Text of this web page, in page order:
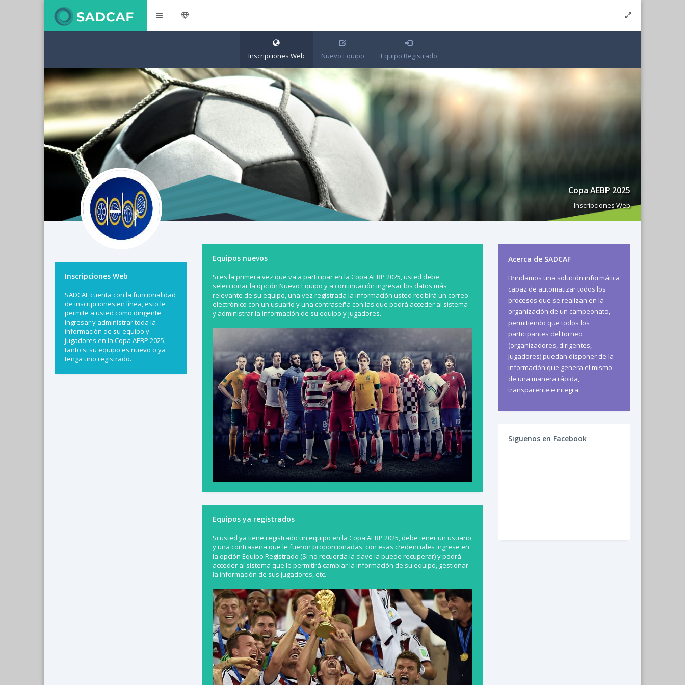
Inscripciones Web Nuevo Equipo Equipo Registrado
Copa AEBP 2025
Inscripciones Web
Inscripciones Web
SADCAF cuenta con la funcionalidad
de inscripciones en línea, esto le
permite a usted como dirigente
ingresar y administrar toda la
información de su equipo y
jugadores en la Copa AEBP 2025,
tanto si su equipo es nuevo o ya
tenga uno registrado.
Equipos nuevos
Si es la primera vez que va a participar en la Copa AEBP 2025, usted debe
seleccionar la opción Nuevo Equipo y a continuación ingresar los datos más
relevante de su equipo, una vez registrada la información usted recibirá un correo
electrónico con un usuario y una contraseña con las que podrá acceder al sistema
y administrar la información de su equipo y jugadores.
Equipos ya registrados
Si usted ya tiene registrado un equipo en la Copa AEBP 2025, debe tener un usuario
y una contraseña que le fueron proporcionadas, con esas credenciales ingrese en
la opción Equipo Registrado (Si no recuerda la clave la puede recuperar) y podrá
acceder al sistema que le permitirá cambiar la información de su equipo, gestionar
la información de sus jugadores, etc.
Acerca de SADCAF
Brindamos una solución informática
capaz de automatizar todos los
procesos que se realizan en la
organización de un campeonato,
permitiendo que todos los
participantes del torneo
(organizadores, dirigentes,
jugadores) puedan disponer de la
información que genera el mismo
de una manera rápida,
transparente e integra.
Siguenos en Facebook